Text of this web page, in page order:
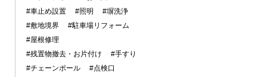
#車止め設置
#照明
#塀洗浄
#敷地境界
#駐車場リフォーム
#屋根修理
#残置物撤去・お片付け
#手すり
#チェーンポール
#点検口